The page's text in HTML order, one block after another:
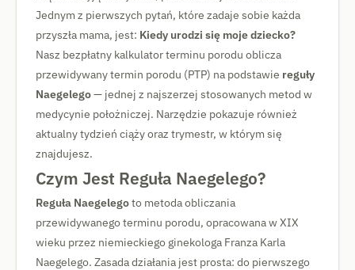
Jednym z pierwszych pytań, które zadaje sobie każda
przyszła mama, jest: Kiedy urodzi się moje dziecko?
Nasz bezpłatny kalkulator terminu porodu oblicza
przewidywany termin porodu (PTP) na podstawie reguły
Naegelego— jednej z najszerzej stosowanych metod w
medycynie położniczej. Narzędzie pokazuje również
aktualny tydzień ciąży oraz trymestr, w którym się
znajdujesz.
Czym Jest Reguła Naegelego?
Reguła Naegelegoto metoda obliczania
przewidywanego terminu porodu, opracowana w XIX
wieku przez niemieckiego ginekologa Franza Karla
Naegelego. Zasada działania jest prosta: do pierwszego